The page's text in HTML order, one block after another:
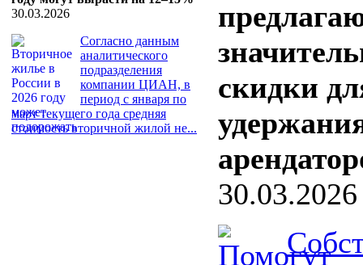
30.03.2026
Согласно данным
аналитического
подразделения
компании ЦИАН, в
период с января по
март текущего года средняя
стоимость вторичной жилой не...
скидки
30.03.2026